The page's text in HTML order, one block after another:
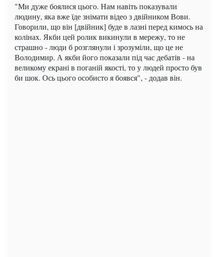
"Ми дуже боялися цього. Нам навіть показували
людину, яка вже їде знімати відео з двійником Вови.
Говорили, що він [двійник] буде в лазні перед кимось на
колінах. Якби цей ролик викинули в мережу, то не
страшно - люди б розглянули і зрозуміли, що це не
Володимир. А якби його показали під час дебатів - на
великому екрані в поганій якості, то у людей просто був
би шок. Ось цього особисто я боявся", - додав він.